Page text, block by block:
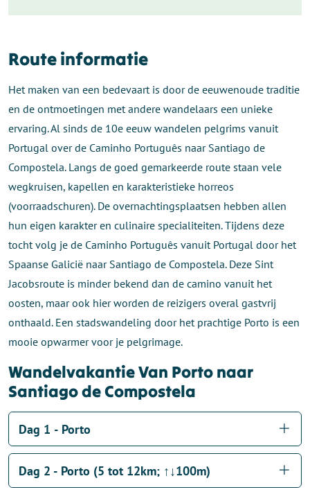
Route informatie
Het maken van een bedevaart is door de eeuwenoude traditie
en de ontmoetingen met andere wandelaars een unieke
ervaring. Al sinds de 10e eeuw wandelen pelgrims vanuit
Portugal over de Caminho Português naar Santiago de
Compostela. Langs de goed gemarkeerde route staan vele
wegkruisen, kapellen en karakteristieke horreos
(voorraadschuren). De overnachtingsplaatsen hebben allen
hun eigen karakter en culinaire specialiteiten. Tijdens deze
tocht volg je de Caminho Português vanuit Portugal door het
Spaanse Galicië naar Santiago de Compostela. Deze Sint
Jacobsroute is minder bekend dan de camino vanuit het
oosten, maar ook hier worden de reizigers overal gastvrij
onthaald. Een stadswandeling door het prachtige Porto is een
mooie opwarmer voor je pelgrimage.
Wandelvakantie Van Porto naar
Santiago de Compostela
Dag 1 - Porto
Dag 2 - Porto (5 tot 12km; ↑↓100m)